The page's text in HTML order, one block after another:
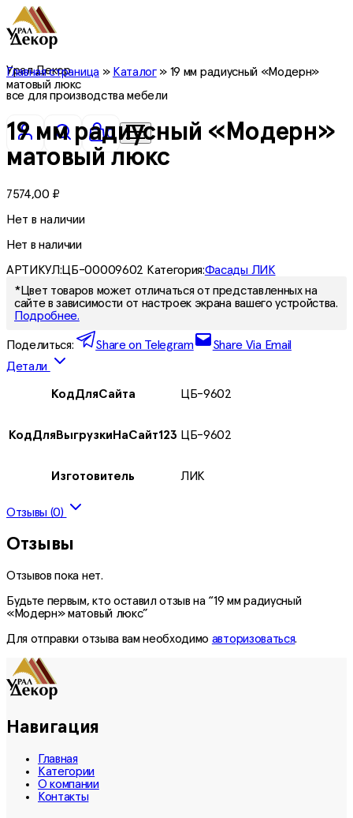
Урал Декор
все для производства мебели
0
Главная страница» Каталог» 19 мм радиусный «Модерн»
матовый люкс
19 мм радиусный «Модерн»
матовый люкс
7574,00 ₽
Нет в наличии
Нет в наличии
АРТИКУЛ:ЦБ-00009602 Категория:Фасады ЛИК
*Цвет товаров может отличаться от представленных на
сайте в зависимости от настроек экрана вашего устройства.
Подробнее.
Поделиться: Share on Telegram
Share Via Email
Детали
КодДляСайта ЦБ-9602
КодДляВыгрузкиНаСайт123 ЦБ-9602
Изготовитель ЛИК
Отзывы (0)
Отзывы
Отзывов пока нет.
Будьте первым, кто оставил отзыв на “19 мм радиусный
«Модерн» матовый люкс”
Для отправки отзыва вам необходимо авторизоваться.
Навигация
Главная
Категории
О компании
Контакты